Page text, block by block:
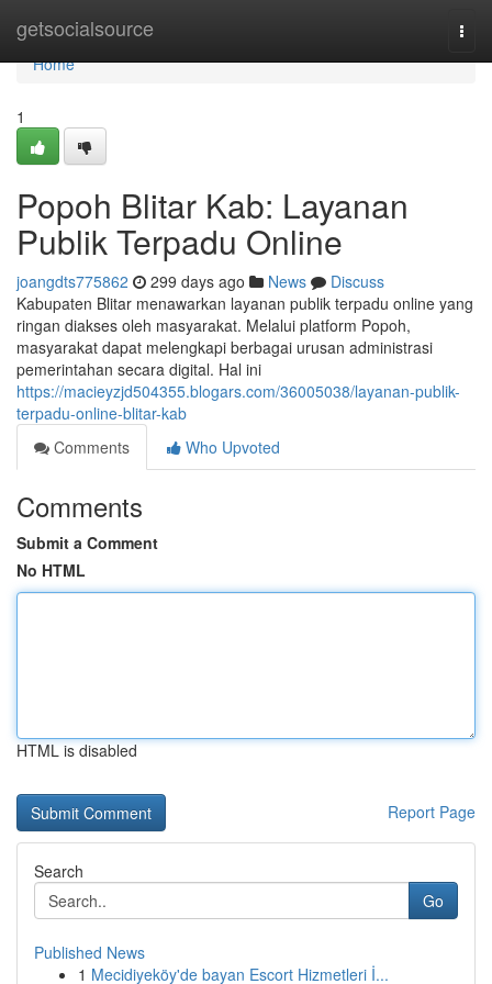
getsocialsource
Home
Home
1
Popoh Blitar Kab: Layanan
Publik Terpadu Online
joangdts775862 299 days ago News
Discuss
Kabupaten Blitar menawarkan layanan publik terpadu online yang
ringan diakses oleh masyarakat. Melalui platform Popoh,
masyarakat dapat melengkapi berbagai urusan administrasi
pemerintahan secara digital. Hal ini
https://macieyzjd504355.blogars.com/36005038/layanan-publik-
terpadu-online-blitar-kab
Comments
Who Upvoted
Comments
Submit a Comment
No HTML
HTML is disabled
Report Page
Search
Go
Published News
1 Mecidiyeköy'de bayan Escort Hizmetleri İ...